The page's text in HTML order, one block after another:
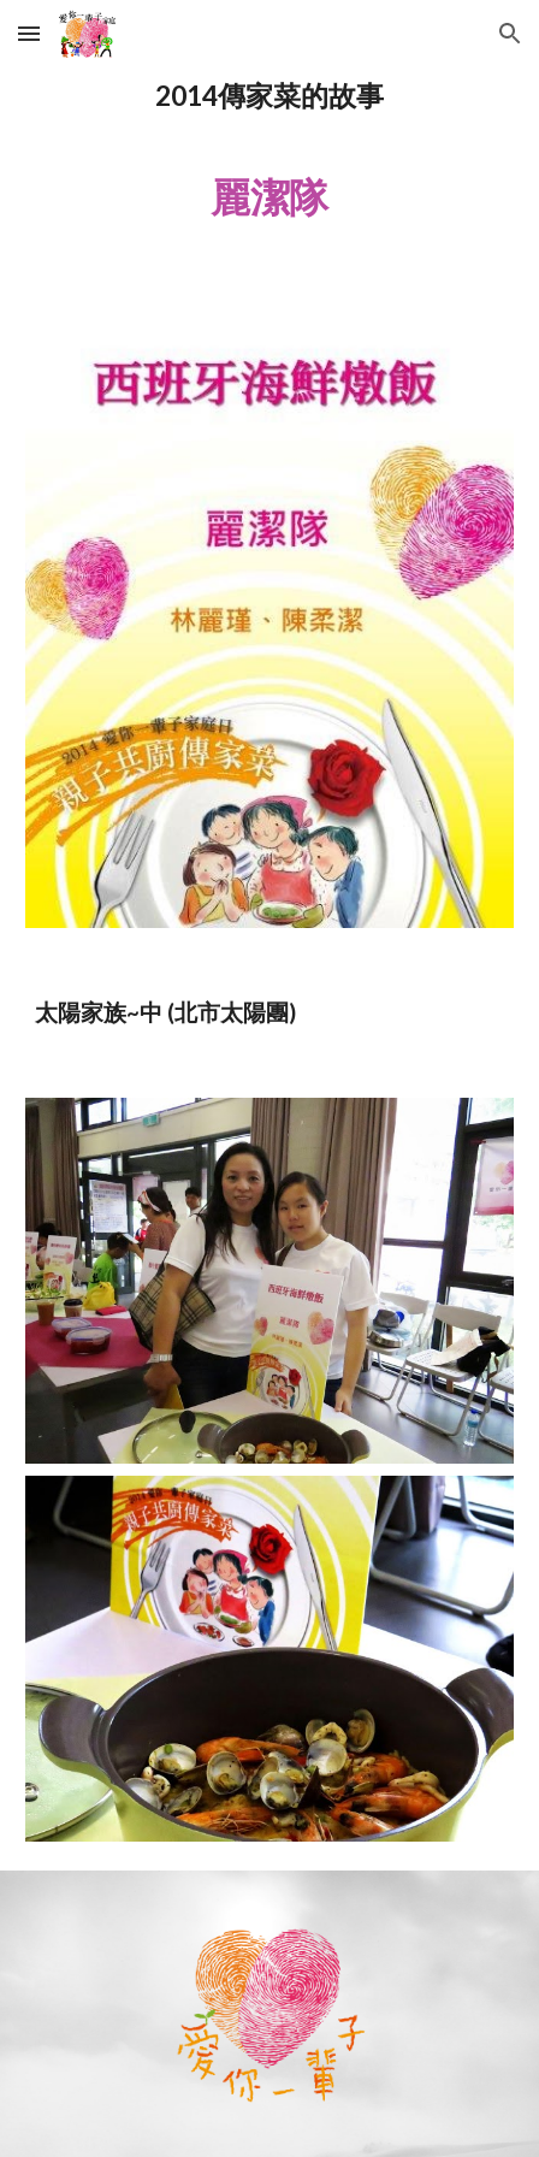
Skip to main content Skip to navigation
2014傳家菜的故事
麗潔隊
太陽家族~中 (北市太陽團)